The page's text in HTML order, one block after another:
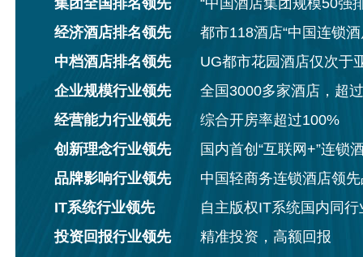
集团全国排名领先
“中国酒店集团规模50强
经济酒店排名领先
都市118酒店“中国连锁
中档酒店排名领先
UG都市花园酒店仅次于
企业规模行业领先
全国3000多家酒店，超
经营能力行业领先
综合开房率超过100%
创新理念行业领先
国内首创“互联网+”连锁
品牌影响行业领先
中国轻商务连锁酒店领
IT系统行业领先
自主版权IT系统国内同
投资回报行业领先
精准投资，高额回报